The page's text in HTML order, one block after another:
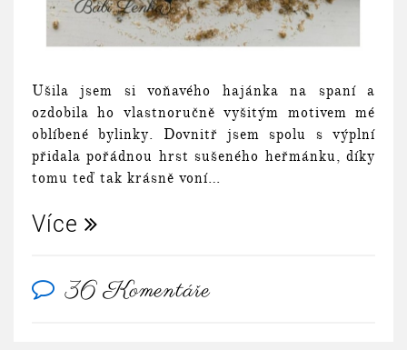
Ušila jsem si voňavého hajánka na spaní a
ozdobila ho vlastnoručně vyšitým motivem mé
oblíbené bylinky. Dovnitř jsem spolu s výplní
přidala pořádnou hrst sušeného heřmánku, díky
tomu teď tak krásně voní…
Více
36 Komentáře